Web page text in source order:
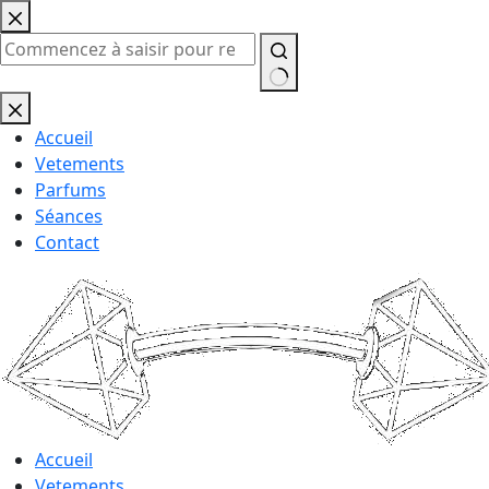
Passer
au
contenu
Aucun
résultatAccueil
Vetements
Parfums
Séances
Contact
Accueil